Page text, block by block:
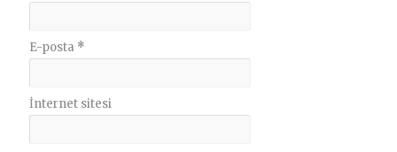
E-posta *
İnternet sitesi